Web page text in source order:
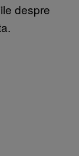
despre